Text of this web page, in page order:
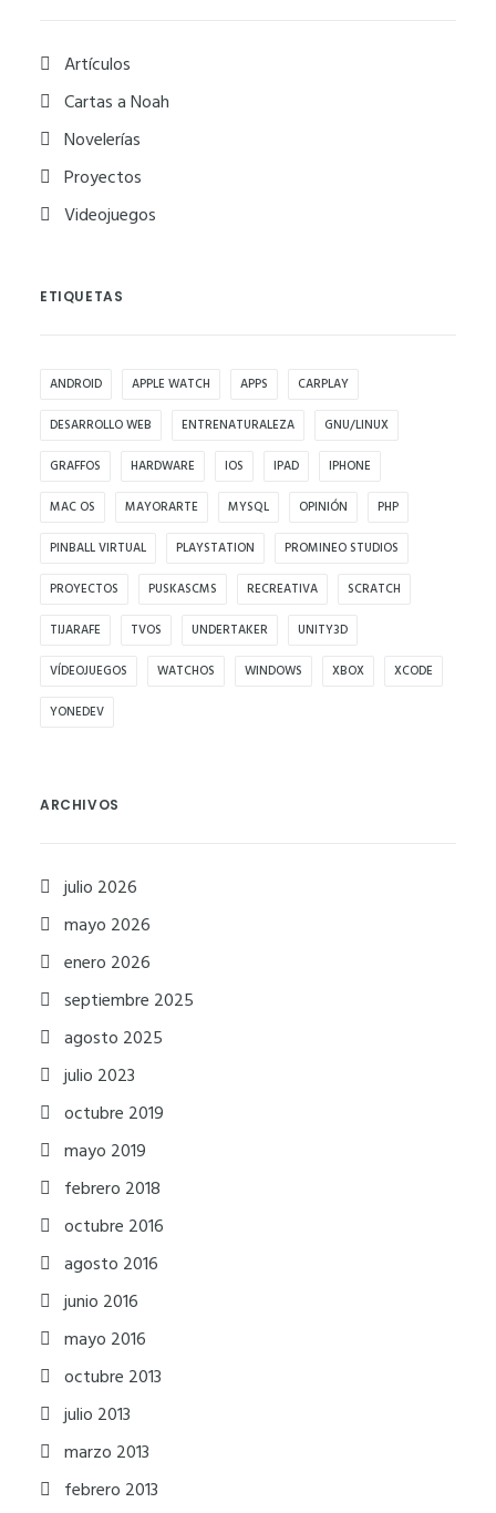
Artículos
Cartas a Noah
Novelerías
Proyectos
Videojuegos
ETIQUETAS
ANDROID APPLE WATCH APPS CARPLAY
DESARROLLO WEB ENTRENATURALEZA GNU/LINUX
GRAFFOS HARDWARE IOS IPAD IPHONE
MAC OS MAYORARTE MYSQL OPINIÓN PHP
PINBALL VIRTUAL PLAYSTATION PROMINEO STUDIOS
PROYECTOS PUSKASCMS RECREATIVA SCRATCH
TIJARAFE TVOS UNDERTAKER UNITY3D
VÍDEOJUEGOS WATCHOS WINDOWS XBOX XCODE
YONEDEV
ARCHIVOS
julio 2026
mayo 2026
enero 2026
septiembre 2025
agosto 2025
julio 2023
octubre 2019
mayo 2019
febrero 2018
octubre 2016
agosto 2016
junio 2016
mayo 2016
octubre 2013
julio 2013
marzo 2013
febrero 2013